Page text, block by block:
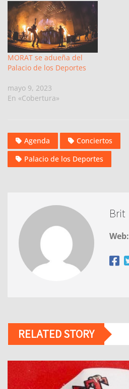
MORAT se adueña del
Palacio de los Deportes
mayo 9, 2023
En «Cobertura»
Agenda
Conciertos
Palacio de los Deportes
Brit
Web:
RELATED STORY